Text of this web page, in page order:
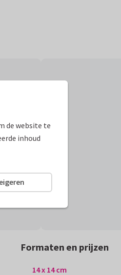
Formaten en prijzen
14 x 14 cm
de website te
inhoud